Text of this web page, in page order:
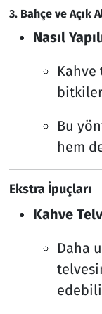
3. Bahçe ve Açık
Nasıl
Bu
hem
Ekstra İpuçları
Kahve
Daha